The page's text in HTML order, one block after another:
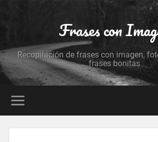
Frases con
Recopilación de frases con imagen,
frases bonitas